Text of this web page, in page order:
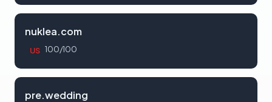
nuklea.com
US 100/100
pre.wedding